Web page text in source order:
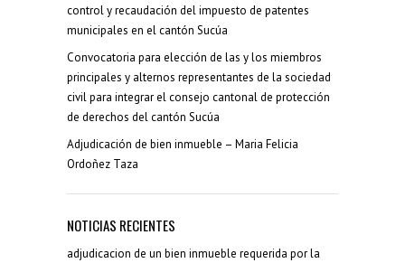
control y recaudación del impuesto de patentes
municipales en el cantón Sucúa
Convocatoria para elección de las y los miembros
principales y alternos representantes de la sociedad
civil para integrar el consejo cantonal de protección
de derechos del cantón Sucúa
Adjudicación de bien inmueble – Maria Felicia
Ordoñez Taza
NOTICIAS RECIENTES
adjudicacion de un bien inmueble requerida por la